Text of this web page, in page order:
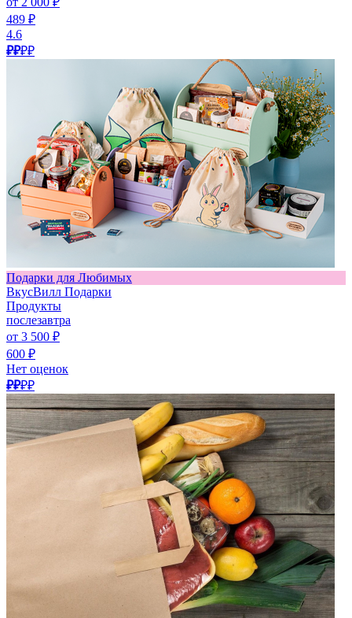
489 ₽
4.6
₽₽₽₽
Подарки для Любимых
ВкусВилл Подарки
Продукты
послезавтра
от 3 500 ₽
600 ₽
Нет оценок
₽₽₽₽